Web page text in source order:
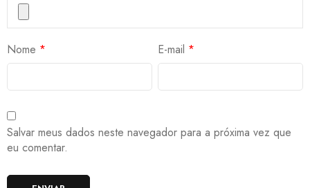
Nome * E-mail *
Salvar meus dados neste navegador para a próxima vez que
eu comentar.